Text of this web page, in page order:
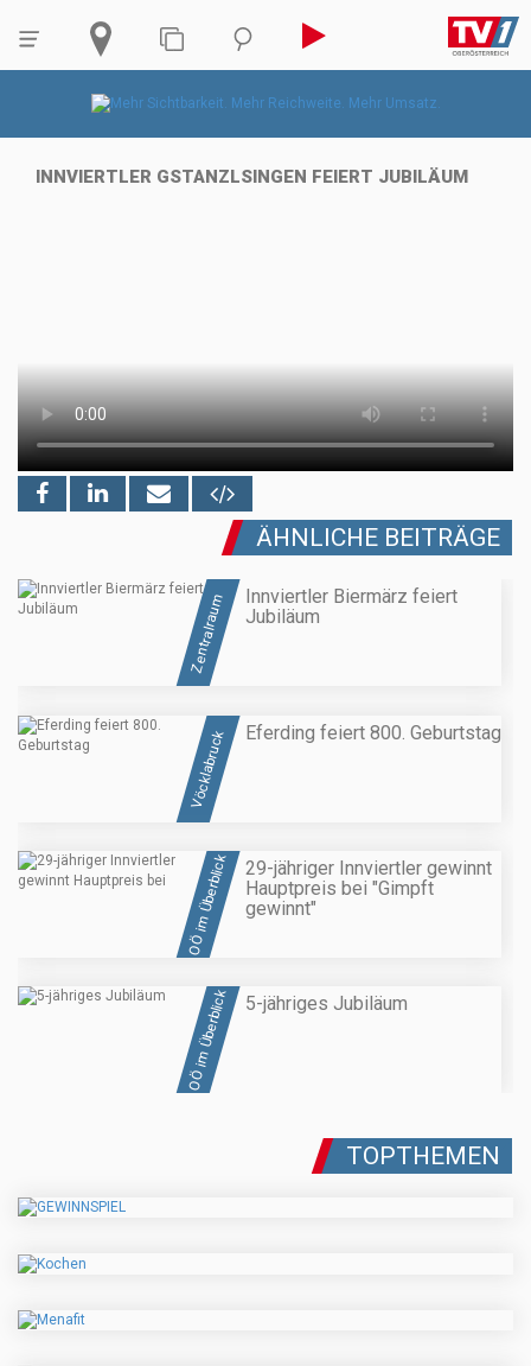
INNVIERTLER GSTANZLSINGEN FEIERT JUBILÄUM
ÄHNLICHE BEITRÄGE
Zentralraum
Innviertler Biermärz feiert
Jubiläum
Vöcklabruck Eferding feiert 800. Geburtstag
OÖ im Überblick
29-jähriger Innviertler gewinnt
Hauptpreis bei "Gimpft
gewinnt"
OÖ im Überblick 5-jähriges Jubiläum
TOPTHEMEN